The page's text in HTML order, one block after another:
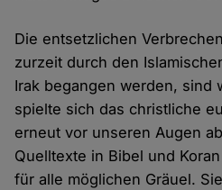
Die entsetzlichen
zurzeit durch den
Irak begangen werden, sind
spielte sich das christliche
erneut vor unseren Augen
Quelltexte in Bibel und
für alle möglichen Gräuel.